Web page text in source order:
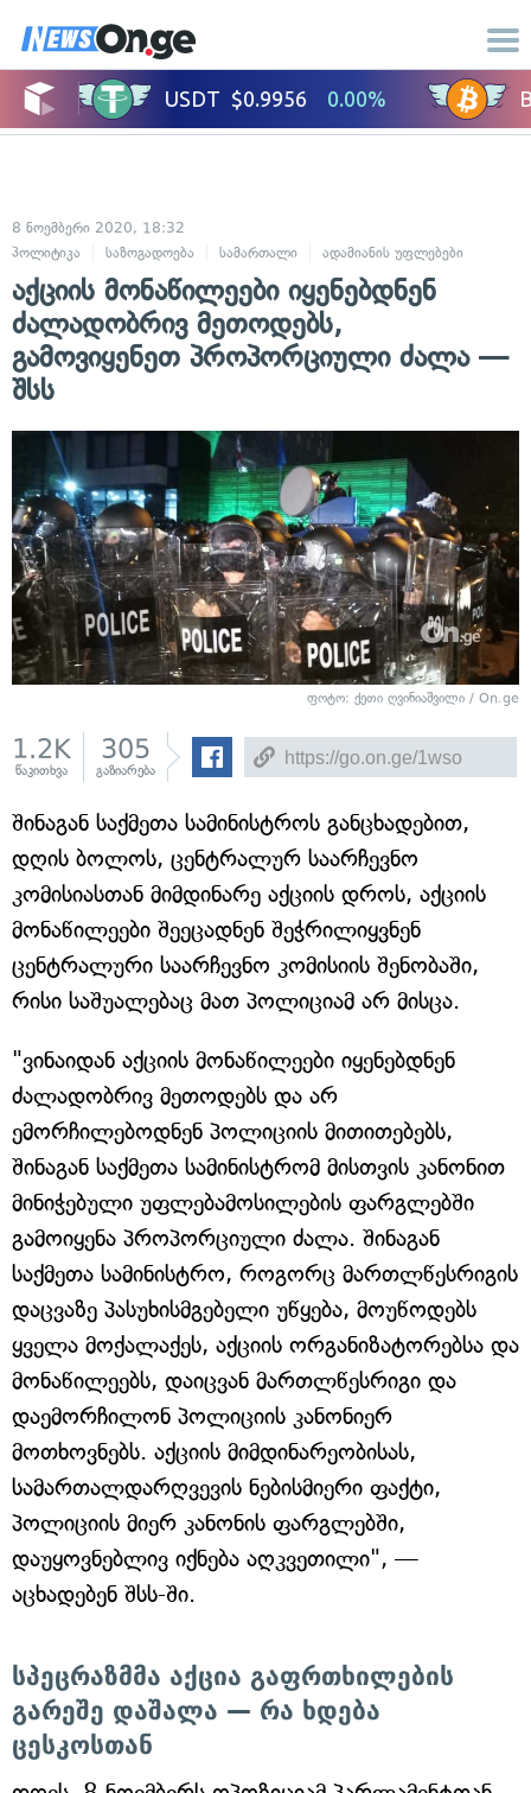
8 ნოემბერი 2020, 18:32
პოლიტიკა
საზოგადოება სამართალი ადამიანის უფლებები
აქციის მონაწილეები იყენებდნენ
ძალადობრივ მეთოდებს,
გამოვიყენეთ პროპორციული ძალა —
შსს
ფოტო: ქეთი ღვინიაშვილი / On.ge
1.2K
წაკითხვა
305
გაზიარება
შინაგან საქმეთა სამინისტროს განცხადებით,
დღის ბოლოს, ცენტრალურ საარჩევნო
კომისიასთან მიმდინარე აქციის დროს, აქციის
მონაწილეები შეეცადნენ შეჭრილიყვნენ
ცენტრალური საარჩევნო კომისიის შენობაში,
რისი საშუალებაც მათ პოლიციამ არ მისცა.
"ვინაიდან აქციის მონაწილეები იყენებდნენ
ძალადობრივ მეთოდებს და არ
ემორჩილებოდნენ პოლიციის მითითებებს,
შინაგან საქმეთა სამინისტრომ მისთვის კანონით
მინიჭებული უფლებამოსილების ფარგლებში
გამოიყენა პროპორციული ძალა. შინაგან
საქმეთა სამინისტრო, როგორც მართლწესრიგის
დაცვაზე პასუხისმგებელი უწყება, მოუწოდებს
ყველა მოქალაქეს, აქციის ორგანიზატორებსა და
მონაწილეებს, დაიცვან მართლწესრიგი და
დაემორჩილონ პოლიციის კანონიერ
მოთხოვნებს. აქციის მიმდინარეობისას,
სამართალდარღვევის ნებისმიერი ფაქტი,
პოლიციის მიერ კანონის ფარგლებში,
დაუყოვნებლივ იქნება აღკვეთილი", —
აცხადებენ შსს-ში.
სპეცრაზმმა აქცია გაფრთხილების
გარეშე დაშალა — რა ხდება
ცესკოსთან